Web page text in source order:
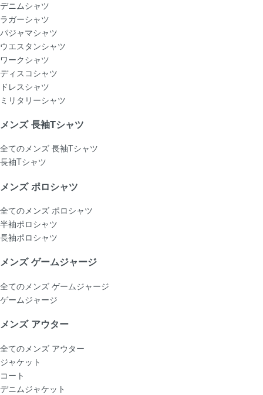
デニムシャツ
ラガーシャツ
パジャマシャツ
ウエスタンシャツ
ワークシャツ
ディスコシャツ
ドレスシャツ
ミリタリーシャツ
メンズ 長袖Tシャツ
全てのメンズ 長袖Tシャツ
長袖Tシャツ
メンズ ポロシャツ
全てのメンズ ポロシャツ
半袖ポロシャツ
長袖ポロシャツ
メンズ ゲームジャージ
全てのメンズ ゲームジャージ
ゲームジャージ
メンズ アウター
全てのメンズ アウター
ジャケット
コート
デニムジャケット